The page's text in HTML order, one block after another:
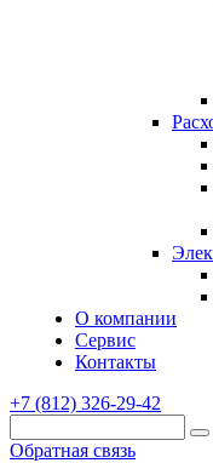
О компании
Сервис
Контакты
+7 (812) 326-29-42
Обратная связь